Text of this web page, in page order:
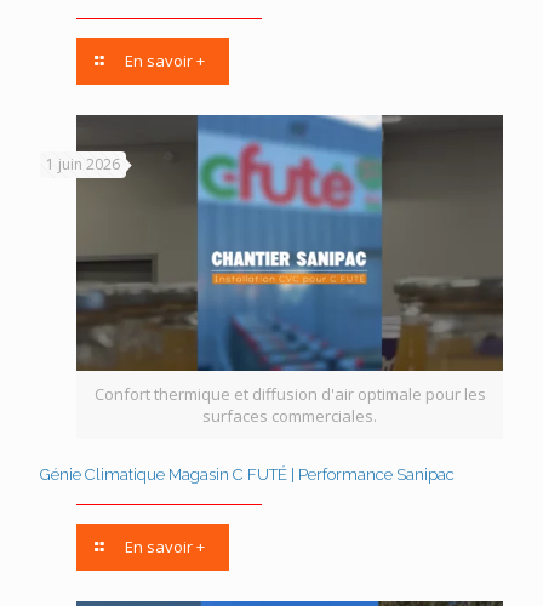
En savoir +
Confort thermique et diffusion d'air optimale pour les
surfaces commerciales.
1 juin 2026
Génie Climatique Magasin C FUTÉ | Performance Sanipac
En savoir +